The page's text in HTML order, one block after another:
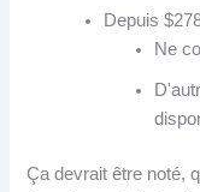
Depuis
Ne
Ça devrait être noté,